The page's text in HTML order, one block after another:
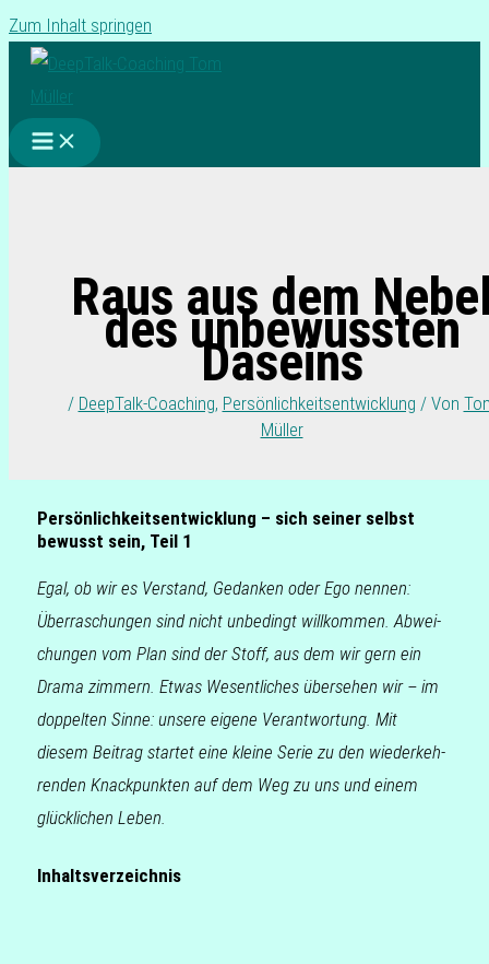
Zum Inhalt springen
Raus aus dem
des unbewussten
Daseins
/ DeepTalk-Coaching, Persönlichkeitsentwicklung / Von
Müller
Persönlichkeitsentwicklung – sich seiner selbst
bewusst sein, Teil 1
Egal, ob wir es Ver­stand, Gedan­ken oder Ego nennen:
Über­ra­schun­gen sind nicht unbe­dingt will­kom­men. Abwei­
chun­gen vom Plan sind der Stoff, aus dem wir gern ein
Drama zim­mern. Etwas Wesent­li­ches über­se­hen wir – im
dop­pel­ten Sinne: unsere eigene Ver­ant­wor­tung. Mit
diesem Bei­trag star­tet eine kleine Serie zu den wie­der­keh­
ren­den Knack­punk­ten auf dem Weg zu uns und einem
glück­li­chen Leben.
Inhaltsverzeichnis